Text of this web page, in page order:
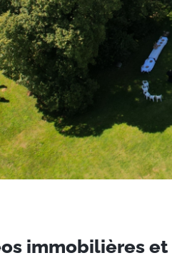
immobilières